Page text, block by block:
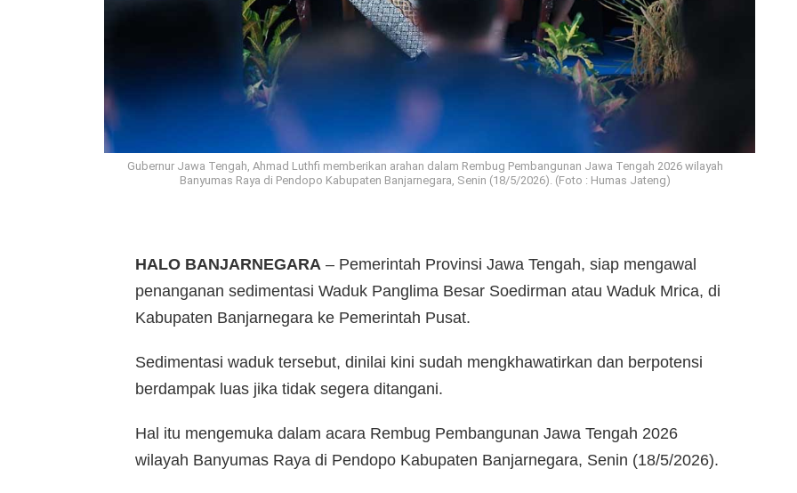
Gubernur Jawa Tengah, Ahmad Luthfi memberikan arahan dalam Rembug Pembangunan Jawa Tengah 2026 wilayah
Banyumas Raya di Pendopo Kabupaten Banjarnegara, Senin (18/5/2026). (Foto : Humas Jateng)
HALO BANJARNEGARA – Pemerintah Provinsi Jawa Tengah, siap mengawal
penanganan sedimentasi Waduk Panglima Besar Soedirman atau Waduk Mrica, di
Kabupaten Banjarnegara ke Pemerintah Pusat.
Sedimentasi waduk tersebut, dinilai kini sudah mengkhawatirkan dan berpotensi
berdampak luas jika tidak segera ditangani.
Hal itu mengemuka dalam acara Rembug Pembangunan Jawa Tengah 2026
wilayah Banyumas Raya di Pendopo Kabupaten Banjarnegara, Senin (18/5/2026).